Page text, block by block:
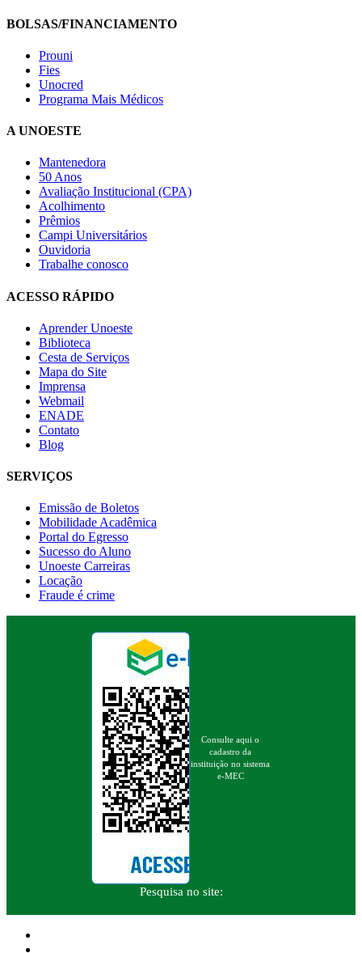
BOLSAS/FINANCIAMENTO
Prouni
Fies
Unocred
Programa Mais Médicos
A UNOESTE
Mantenedora
50 Anos
Avaliação Institucional (CPA)
Acolhimento
Prêmios
Campi Universitários
Ouvidoria
Trabalhe conosco
ACESSO RÁPIDO
Aprender Unoeste
Biblioteca
Cesta de Serviços
Mapa do Site
Imprensa
Webmail
ENADE
Contato
Blog
SERVIÇOS
Emissão de Boletos
Mobilidade Acadêmica
Portal do Egresso
Sucesso do Aluno
Unoeste Carreiras
Locação
Fraude é crime
Consulte aqui o
cadastro da
instituição no sistema
e-MEC
Pesquisa no site: